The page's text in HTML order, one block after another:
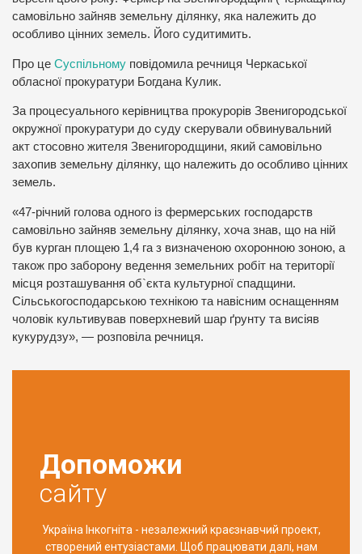
самовільно зайняв земельну ділянку, яка належить до
особливо цінних земель. Його судитимить.
Про це Суспільному повідомила речниця Черкаської
обласної прокуратури Богдана Кулик.
За процесуального керівництва прокурорів Звенигородської
окружної прокуратури до суду скерували обвинувальний
акт стосовно жителя Звенигородщини, який самовільно
захопив земельну ділянку, що належить до особливо цінних
земель.
«47-річний голова одного із фермерських господарств
самовільно зайняв земельну ділянку, хоча знав, що на ній
був курган площею 1,4 га з визначеною охоронною зоною, а
також про заборону ведення земельних робіт на території
місця розташування об`єкта культурної спадщини.
Сільськогосподарською технікою та навісним оснащенням
чоловік культивував поверхневий шар ґрунту та висіяв
кукурудзу», — розповіла речниця.
Допоможи
сайту
Україна Інкогніта - незалежний краєзнавчий проект,
створений ентузіастами. Щоб працювати далі, нам